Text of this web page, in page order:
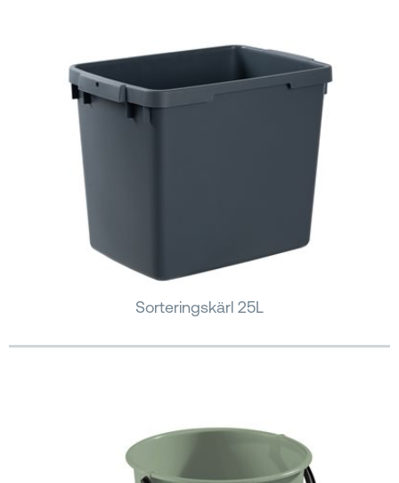
Sorteringskärl 25L